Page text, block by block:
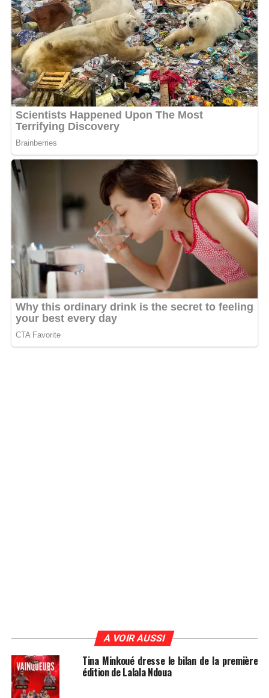
A VOIR AUSSI
Tina Minkoué dresse le bilan de la première
édition de Lalala Ndoua